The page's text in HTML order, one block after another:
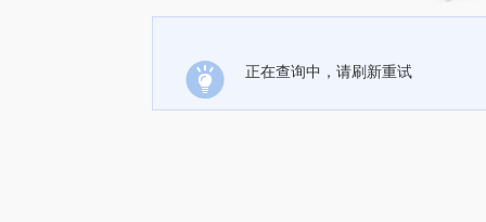
正在查询中，请刷新重试